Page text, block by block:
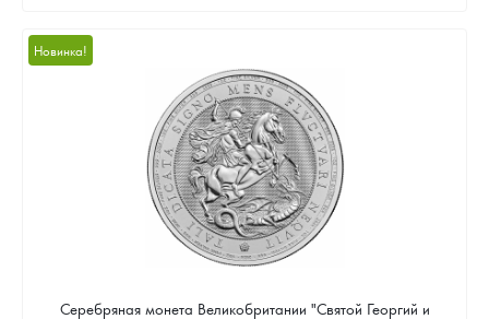
Цена выкупа
Звоните
Новинка!
Серебряная монета Великобритании "Святой Георгий и